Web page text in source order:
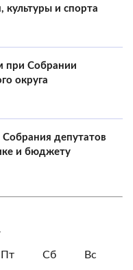
культуры и спорта
при Собрании
округа
депутатов
и бюджету
Пт Сб Вс